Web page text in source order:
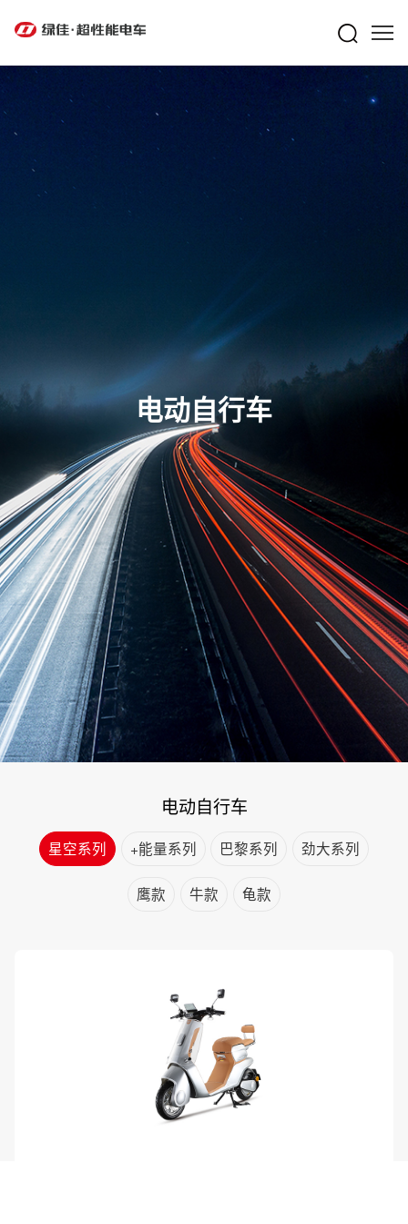
电动自行车
电动自行车
星空系列 +能量系列 巴黎系列 劲大系列
鹰款 牛款 龟款